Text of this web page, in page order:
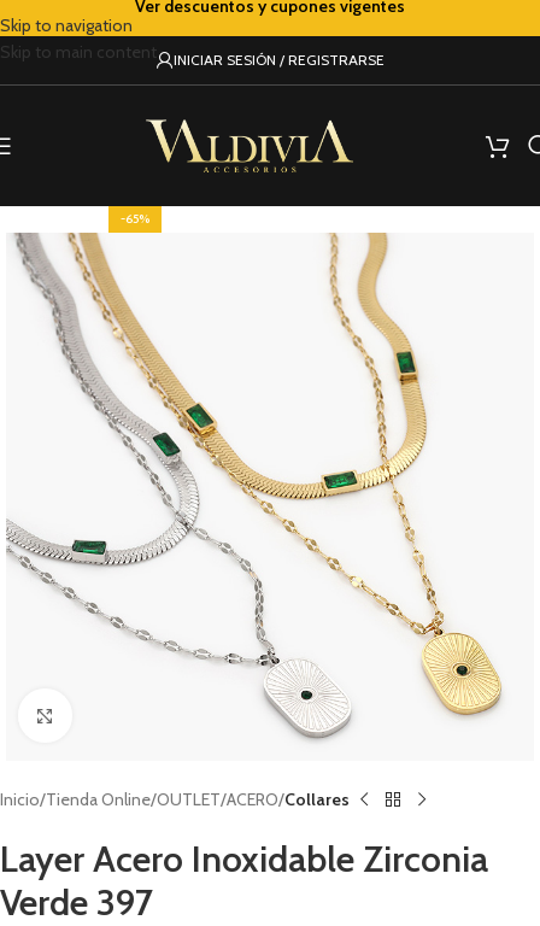
Skip to navigation
Skip to main content
Ver descuentos y cupones vigentes
INICIAR SESIÓN / REGISTRARSE
-65%
Inicio Tienda Online OUTLET ACERO Collares
Layer Acero Inoxidable Zirconia
Verde 397